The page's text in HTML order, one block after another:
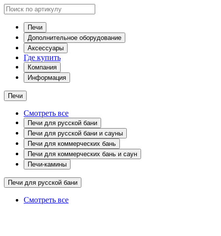
Печи
Дополнительное оборудование
Аксессуары
Где купить
Компания
Информация
Печи
Смотреть все
Печи для русской бани
Печи для русской бани и сауны
Печи для коммерческих бань
Печи для коммерческих бань и саун
Печи-камины
Печи для русской бани
Смотреть все